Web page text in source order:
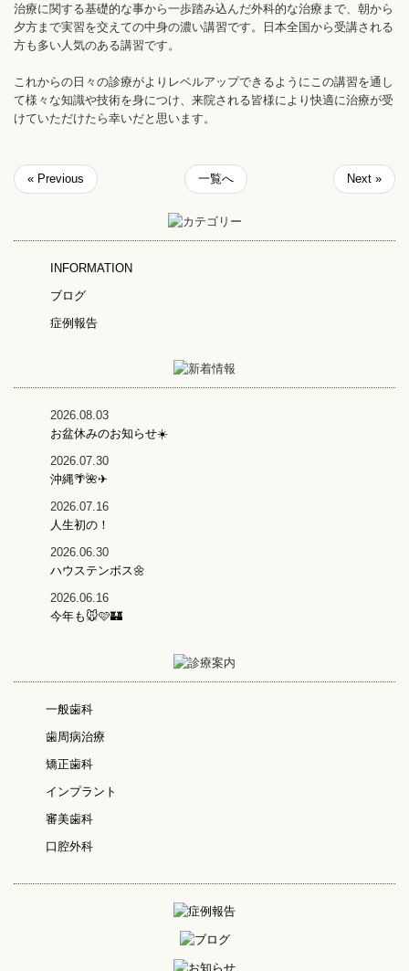
治療に関する基礎的な事から一歩踏み込んだ外科的な治療まで、朝から
夕方まで実習を交えての中身の濃い講習です。日本全国から受講される
方も多い人気のある講習です。
これからの日々の診療がよりレベルアップできるようにこの講習を通し
て様々な知識や技術を身につけ、来院される皆様により快適に治療が受
けていただけたら幸いだと思います。
« Previous 一覧へ Next »
INFORMATION
ブログ
症例報告
2026.08.03
お盆休みのお知らせ☀️
2026.07.30
沖縄🌴🌺✈
2026.07.16
人生初の！
2026.06.30
ハウステンボス🌼
2026.06.16
今年も🐭🩷🏰
一般歯科
歯周病治療
矯正歯科
インプラント
審美歯科
口腔外科